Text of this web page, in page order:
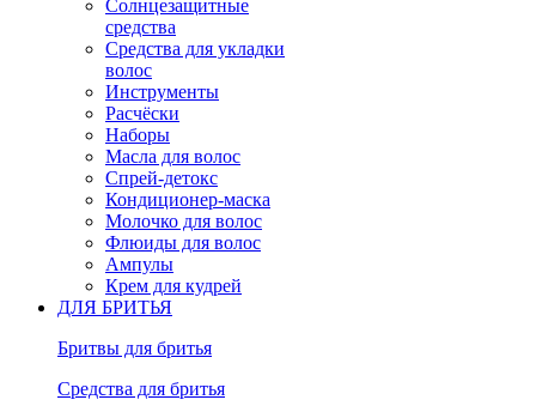
Солнцезащитные
средства
Средства для укладки
волос
Инструменты
Расчёски
Наборы
Масла для волос
Спрей-детокс
Кондиционер-маска
Молочко для волос
Флюиды для волос
Ампулы
Крем для кудрей
ДЛЯ БРИТЬЯ
Бритвы для бритья
Средства для бритья